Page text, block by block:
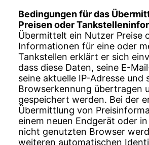
Bedingungen für das
Preisen oder
Übermittelt ein Nutzer Preise
Informationen für eine oder
Tankstellen erklärt er sich
dass diese Daten, seine E-
seine aktuelle IP-Adresse und
Browserkennung übertragen
gespeichert werden. Bei der
Übermittlung von
einem neuen Endgerät oder
nicht genutzten Browser
weiteren automatischen